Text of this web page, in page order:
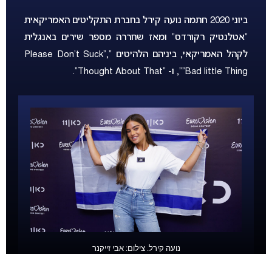
ביוני 2020 חתמה נועה קירל בחברת התקליטים האמריקאית
“אטלנטיק רקורדס” ומאז שחררה מספר שירים באנגלית
לקהל האמריקאי, ביניהם הלהיטים “Please Don’t Suck”,
“Bad little Thing”, ו- “Thought About That”.
נועה קירל. צילום: אבי זייקנר